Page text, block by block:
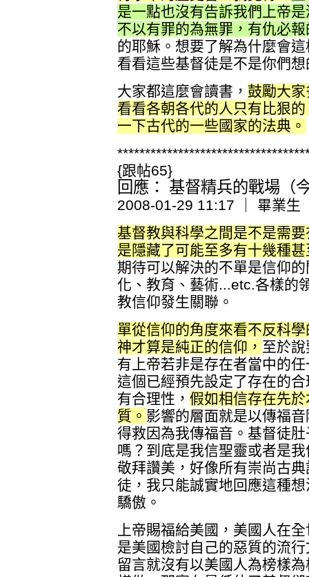
是一點也沒有告訴我們上帝
不以有罪的為無罪，有仇必
的耶穌。想要了解為什麼會
看看這些基督徒是不是你們
大家都這麼會讀書， 鼓勵大
看看各朝各代的人只有比狠
一下古代的一些國家的法典。
{跟帖65}
回應： 基督精兵的戰場（
2008-01-29 11:17 ｜ 畢業生
基督教與科學之間是不是需
是隱藏了可能至多有十幾種
期待可以解決的不單是信仰
化、教育、藝術...etc.各樣的
教信仰發生關聯。
單從信仰的角度來看不反科
神才算是純正的信仰， 至於
有上帝若非是存在者當中的
這個已經預先設定了存在的
有合理性， 假如相信存在先
質。 影響的層面就是以傳福
得救因為我傳福音。基督徒
嗎？到底是我信聖靈或者是
敬拜讚美，好像所有崇尚古
徒，我只能誠實地回應這種
驕傲。
上帝賜福給美國，美國人在
是美國檢討自己的惡質的流
留言就沒有以美國人為榜樣